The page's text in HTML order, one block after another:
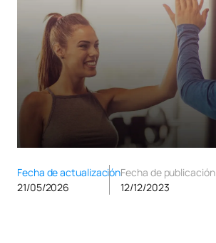
Fecha de actualización
21/05/2026
Fecha de publicación
12/12/2023